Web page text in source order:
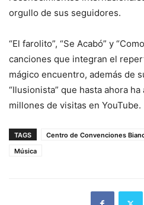
orgullo de sus seguidores.
“El farolito”, “Se Acabó” y
canciones que integran el
mágico encuentro, además de
“Ilusionista” que hasta ahora
millones de visitas en YouTube.
TAGS Centro de Convenciones
Música